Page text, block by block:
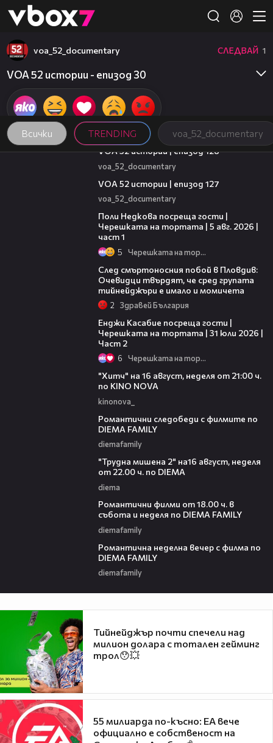
👾
Всички TRENDING voa_52_documentary
voa_52_documentary СЛЕДВАЙ 1
VOA 52 истории - епизод 30
21:59
VOA 52 истории | епизод 128
voa_52_documentary
VOA 52 истории | епизод 127
voa_52_documentary
Поли Недкова посреща гости |
Черешката на тортата | 5 авг. 2026 |
част 1
5 Черешката на тортата
След смъртоносния побой в Пловдив:
Очевидци твърдят, че сред групата
тийнейджъри е имало и момичета
2 Здравей България
Енджи Касабие посреща гости |
Черешката на тортата | 31 юли 2026 |
Част 2
6 Черешката на тортата
"Хитч" на 16 август, неделя от 21:00 ч.
по KINO NOVA
kinonova_
Романтични следобеди с филмите по
DIEMA FAMILY
diemafamily
"Трудна мишена 2" на16 август, неделя
от 22.00 ч. по DIEMA
diema
Романтични филми от 18.00 ч. в
събота и неделя по DIEMA FAMILY
diemafamily
Романтичнa неделна вечер с филма по
DIEMA FAMILY
diemafamily
Тийнейджър почти спечели над
милион долара с тотален гейминг
трол😯💥
55 милиарда по-късно: EA вече
официално е собственост на